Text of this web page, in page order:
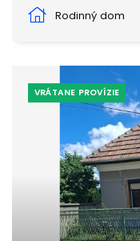
Rodinný dom
VRÁTANE PROVÍZIE